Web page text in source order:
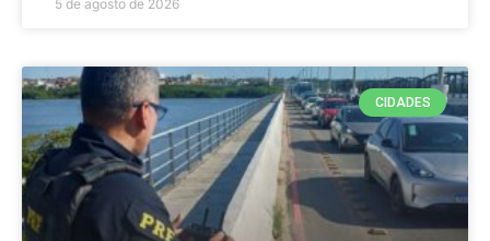
5 de agosto de 2026
CIDADES